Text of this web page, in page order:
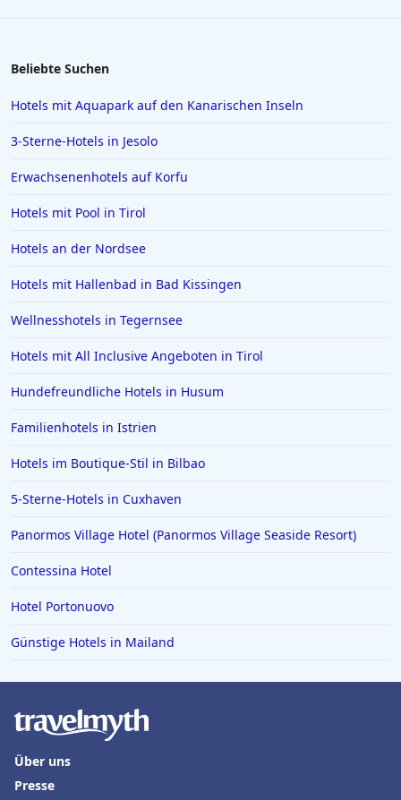
4-Sterne-Hotels in Trier
4-Sterne-Hotels in Sizilien
Beliebte Suchen
Hotels mit Aquapark auf den Kanarischen Inseln
3-Sterne-Hotels in Jesolo
Erwachsenenhotels auf Korfu
Hotels mit Pool in Tirol
Hotels an der Nordsee
Hotels mit Hallenbad in Bad Kissingen
Wellnesshotels in Tegernsee
Hotels mit All Inclusive Angeboten in Tirol
Hundefreundliche Hotels in Husum
Familienhotels in Istrien
Hotels im Boutique-Stil in Bilbao
5-Sterne-Hotels in Cuxhaven
Panormos Village Hotel (Panormos Village Seaside Resort)
Contessina Hotel
Hotel Portonuovo
Günstige Hotels in Mailand
Über uns
Presse